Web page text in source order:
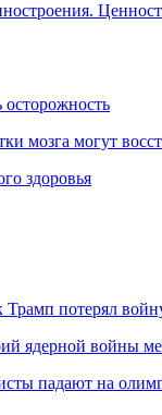
осторожность
мозга могут
здоровья
потерял
ядерной войны
падают на